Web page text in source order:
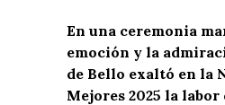
En una ceremonia
emoción y la
de Bello exaltó en la
Mejores 2025 la